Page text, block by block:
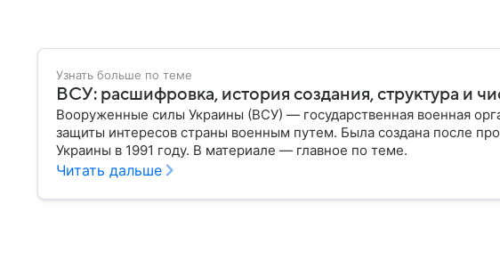
Узнать больше по теме
ВСУ: расшифровка, история создания, структура и
Вооруженные силы Украины (ВСУ) — государственная военная
защиты интересов страны военным путем. Была создана после
Украины в 1991 году. В материале — главное по теме.
Читать дальше